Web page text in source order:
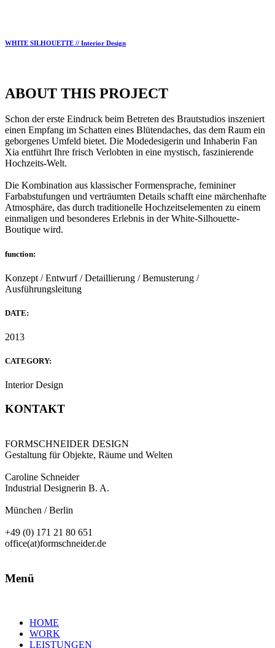
WHITE SILHOUETTE // Interior Design
ABOUT THIS PROJECT
Schon der erste Eindruck beim Betreten des Brautstudios inszeniert
einen Empfang im Schatten eines Blütendaches, das dem Raum ein
geborgenes Umfeld bietet. Die Modedesigerin und Inhaberin Fan
Xia entführt Ihre frisch Verlobten in eine mystisch, faszinierende
Hochzeits-Welt.
Die Kombination aus klassischer Formensprache, femininer
Farbabstufungen und verträumten Details schafft eine märchenhafte
Atmosphäre, das durch traditionelle Hochzeitselementen zu einem
einmaligen und besonderes Erlebnis in der White-Silhouette-
Boutique wird.
function:
Konzept / Entwurf / Detaillierung / Bemusterung /
Ausführungsleitung
DATE:
2013
CATEGORY:
Interior Design
KONTAKT
FORMSCHNEIDER DESIGN
Gestaltung für Objekte, Räume und Welten
Caroline Schneider
Industrial Designerin B. A.
München / Berlin
+49 (0) 171 21 80 651
office(at)formschneider.de
Menü
HOME
WORK
LEISTUNGEN